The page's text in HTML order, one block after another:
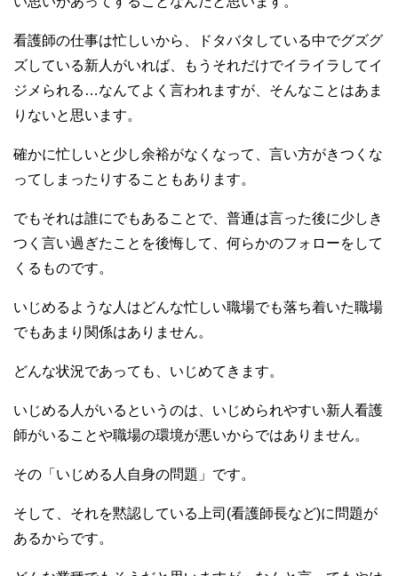
看護師の仕事は忙しいから、ドタバタしている中でグズグ
ズしている新人がいれば、もうそれだけでイライラしてイ
ジメられる…なんてよく言われますが、そんなことはあま
りないと思います。
確かに忙しいと少し余裕がなくなって、言い方がきつくな
ってしまったりすることもあります。
でもそれは誰にでもあることで、普通は言った後に少しき
つく言い過ぎたことを後悔して、何らかのフォローをして
くるものです。
いじめるような人はどんな忙しい職場でも落ち着いた職場
でもあまり関係はありません。
どんな状況であっても、いじめてきます。
いじめる人がいるというのは、いじめられやすい新人看護
師がいることや職場の環境が悪いからではありません。
その「いじめる人自身の問題」です。
そして、それを黙認している上司(看護師長など)に問題が
あるからです。